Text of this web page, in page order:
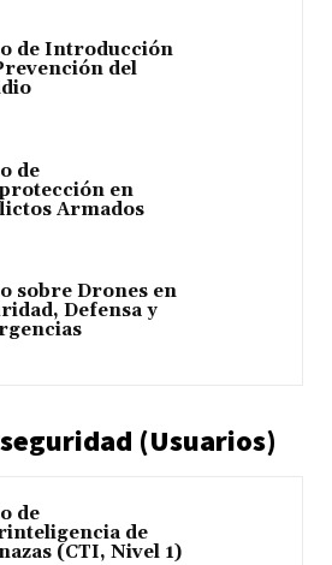
de Introducción
del
de
en
Armados
sobre Drones en
Defensa y
(Usuarios)
de
de
(CTI, Nivel 1)